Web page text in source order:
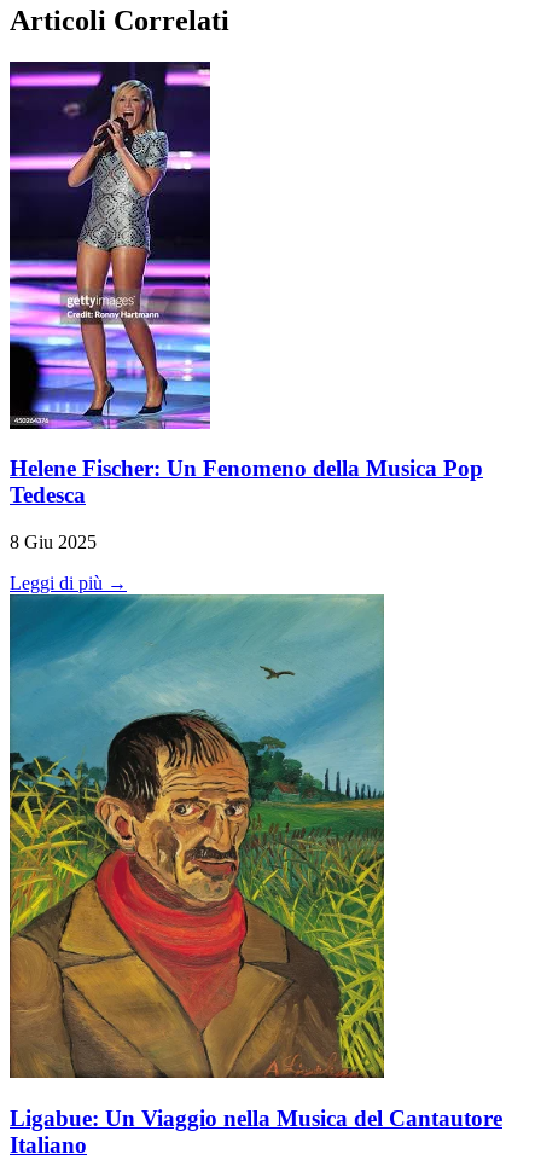
Articoli Correlati
Helene Fischer: Un Fenomeno della Musica Pop
Tedesca
8 Giu 2025
Leggi di più →
Ligabue: Un Viaggio nella Musica del Cantautore
Italiano